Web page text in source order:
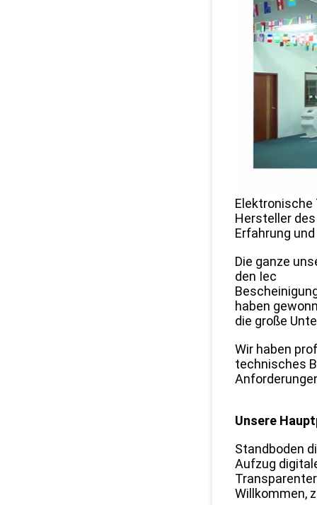
Elektronische
Hersteller
Erfahrung
Die ganze
den Iec
haben
die große
Wir haben
technisches
Unsere
Standboden
Aufzug
Willkommen,